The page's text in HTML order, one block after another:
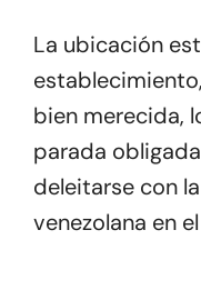
La ubicación
bien merecida,
parada
deleitarse con
venezolana en